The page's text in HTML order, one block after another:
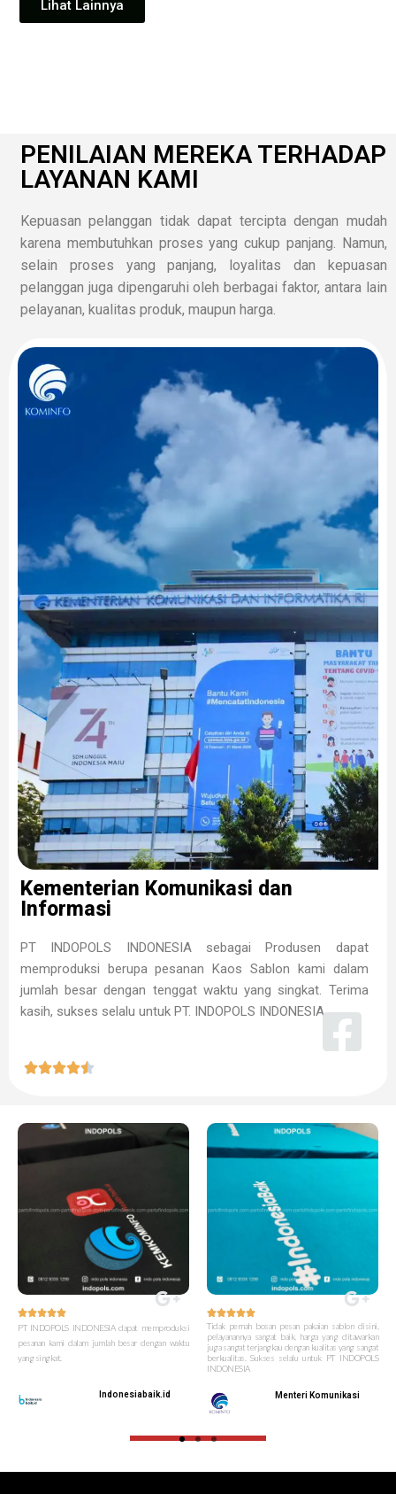
Lihat Lainnya
PENILAIAN MEREKA TERHADAP
LAYANAN KAMI
Kepuasan pelanggan tidak dapat tercipta dengan mudah
karena membutuhkan proses yang cukup panjang. Namun,
selain proses yang panjang, loyalitas dan kepuasan
pelanggan juga dipengaruhi oleh berbagai faktor, antara lain
pelayanan, kualitas produk, maupun harga.
Kementerian Komunikasi dan
Informasi
PT INDOPOLS INDONESIA sebagai Produsen dapat
memproduksi berupa pesanan Kaos Sablon kami dalam
jumlah besar dengan tenggat waktu yang singkat. Terima
kasih, sukses selalu untuk PT. INDOPOLS INDONESIA


PT INDOPOLS INDONESIA dapat memproduksi
pesanan kami dalam jumlah besar dengan waktu
yang singkat.
Indonesiabaik.id

Tidak pernah bosan pesan pakaian sablon disini,
pelayanannya sangat baik, harga yang ditawarkan
juga sangat terjangkau dengan kualitas yang sangat
berkualitas. Sukses selalu untuk PT INDOPOLS
INDONESIA
Menteri Komunikasi